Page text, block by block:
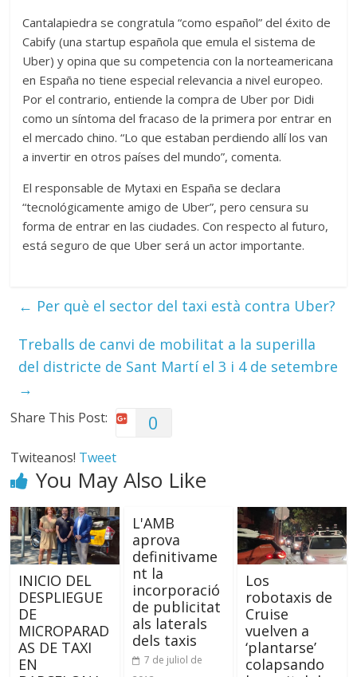
Cantalapiedra se congratula “como español” del éxito de
Cabify (una startup española que emula el sistema de
Uber) y opina que su competencia con la norteamericana
en España no tiene especial relevancia a nivel europeo.
Por el contrario, entiende la compra de Uber por Didi
como un síntoma del fracaso de la primera por entrar en
el mercado chino. “Lo que estaban perdiendo allí los van
a invertir en otros países del mundo”, comenta.
El responsable de Mytaxi en España se declara
“tecnológicamente amigo de Uber”, pero censura su
forma de entrar en las ciudades. Con respecto al futuro,
está seguro de que Uber será un actor importante.
← Per què el sector del taxi està contra Uber?
Treballs de canvi de mobilitat a la superilla
del districte de Sant Martí el 3 i 4 de setembre
→
Share This Post: 0
Twiteanos! Tweet
You May Also Like
INICIO DEL
DESPLIEGUE
DE
MICROPARAD
AS DE TAXI
EN
L'AMB
aprova
definitivame
nt la
incorporació
de publicitat
als laterals
dels taxis
7 de juliol de
Los
robotaxis de
Cruise
vuelven a
‘plantarse’
colapsando